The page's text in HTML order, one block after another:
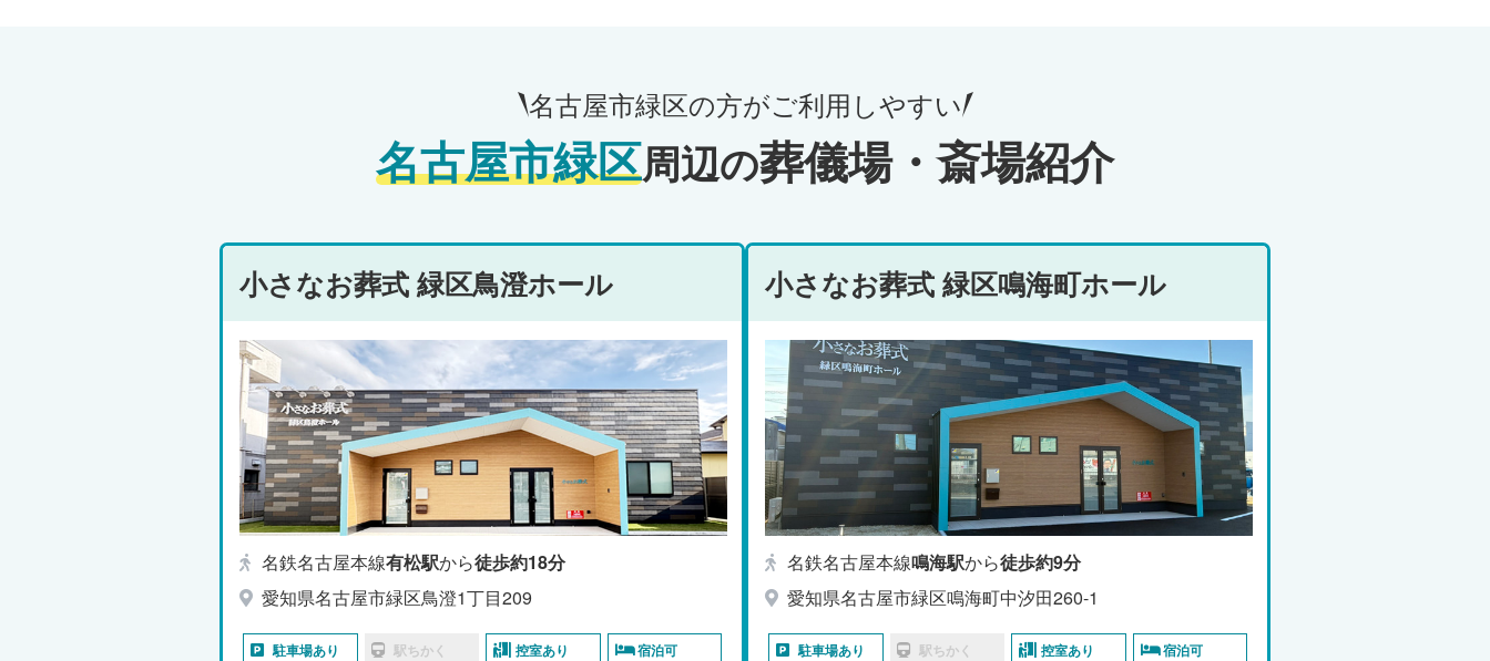
名古屋市緑区の方がご利用しやすい
名古屋市緑区周辺の葬儀場・斎場紹介
小さなお葬式 緑区鳥澄ホール
名鉄名古屋本線有松駅から徒歩約18分
愛知県名古屋市緑区鳥澄1丁目209
駐車場あり 駅ちかく 控室あり
宿泊可
小さなお葬式 緑区鳴海町ホール
名鉄名古屋本線鳴海駅から徒歩約9分
愛知県名古屋市緑区鳴海町中汐田260-1
駐車場あり 駅ちかく 控室あり
宿泊可